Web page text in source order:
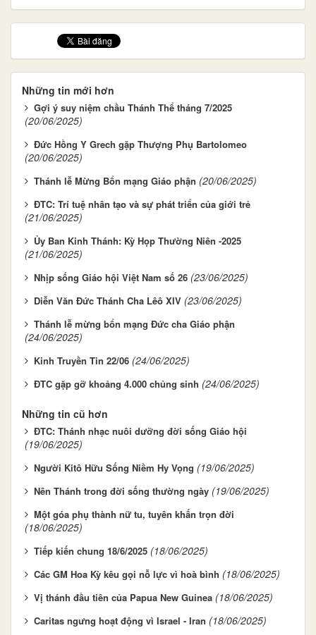
Những tin mới hơn
Gợi ý suy niệm chầu Thánh Thể tháng 7/2025
(20/06/2025)
Đức Hồng Y Grech gặp Thượng Phụ Bartolomeo
(20/06/2025)
Thánh lễ Mừng Bổn mạng Giáo phận (20/06/2025)
ĐTC: Trí tuệ nhân tạo và sự phát triển của giới trẻ
(21/06/2025)
Ủy Ban Kinh Thánh: Kỳ Họp Thường Niên -2025
(21/06/2025)
Nhịp sống Giáo hội Việt Nam số 26 (23/06/2025)
Diễn Văn Đức Thánh Cha Lêô XIV (23/06/2025)
Thánh lễ mừng bổn mạng Đức cha Giáo phận
(24/06/2025)
Kinh Truyền Tin 22/06 (24/06/2025)
ĐTC gặp gỡ khoảng 4.000 chủng sinh (24/06/2025)
Những tin cũ hơn
ĐTC: Thánh nhạc nuôi dưỡng đời sống Giáo hội
(19/06/2025)
Người Kitô Hữu Sống Niềm Hy Vọng (19/06/2025)
Nên Thánh trong đời sống thường ngày (19/06/2025)
Một góa phụ thành nữ tu, tuyên khấn trọn đời
(18/06/2025)
Tiếp kiến chung 18/6/2025 (18/06/2025)
Các GM Hoa Kỳ kêu gọi nỗ lực vì hoà bình (18/06/2025)
Vị thánh đầu tiên của Papua New Guinea (18/06/2025)
Caritas ngưng hoạt động vì Israel - Iran (18/06/2025)